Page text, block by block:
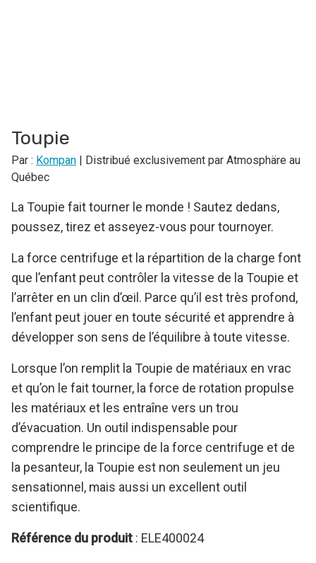
Toupie
Par : Kompan | Distribué exclusivement par Atmosphäre au
Québec
La Toupie fait tourner le monde ! Sautez dedans,
poussez, tirez et asseyez-vous pour tournoyer.
La force centrifuge et la répartition de la charge font
que l’enfant peut contrôler la vitesse de la Toupie et
l’arrêter en un clin d’œil. Parce qu’il est très profond,
l’enfant peut jouer en toute sécurité et apprendre à
développer son sens de l’équilibre à toute vitesse.
Lorsque l’on remplit la Toupie de matériaux en vrac
et qu’on le fait tourner, la force de rotation propulse
les matériaux et les entraîne vers un trou
d’évacuation. Un outil indispensable pour
comprendre le principe de la force centrifuge et de
la pesanteur, la Toupie est non seulement un jeu
sensationnel, mais aussi un excellent outil
scientifique.
Référence du produit : ELE400024